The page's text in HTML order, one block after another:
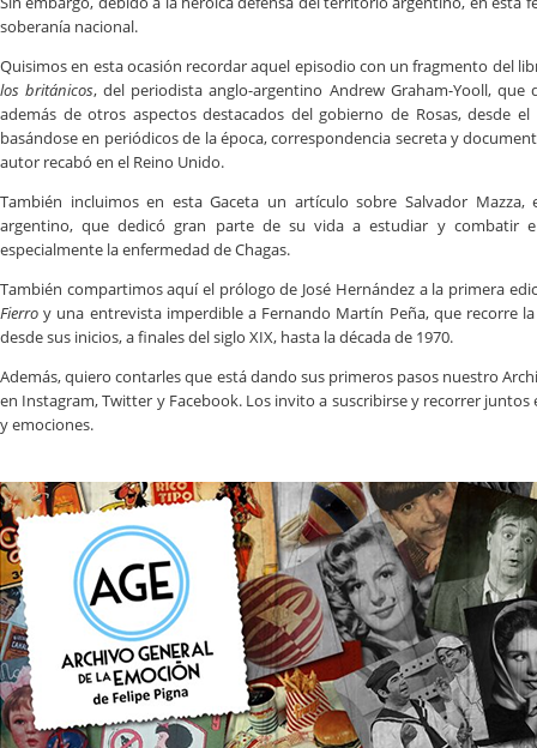
soberanía nacional.
Quisimos en esta ocasión recordar aquel episodio con un fragmento del
los británicos, del periodista anglo-argentino Andrew Graham-Yooll, que
además de otros aspectos destacados del gobierno de Rosas, desde
basándose en periódicos de la época, correspondencia secreta y
autor recabó en el Reino Unido.
También incluimos en esta Gaceta un artículo sobre Salvador Mazza,
argentino, que dedicó gran parte de su vida a estudiar y combatir
especialmente la enfermedad de Chagas.
También compartimos aquí el prólogo de José Hernández a la primera
Fierro y una entrevista imperdible a Fernando Martín Peña, que recorre
desde sus inicios, a finales del siglo XIX, hasta la década de 1970.
Además, quiero contarles que está dando sus primeros pasos nuestro
en Instagram, Twitter y Facebook. Los invito a suscribirse y recorrer
y emociones.